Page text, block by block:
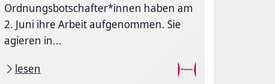
Ordnungsbotschafter*innen haben am
2. Juni ihre Arbeit aufgenommen. Sie
agieren in...
lesen